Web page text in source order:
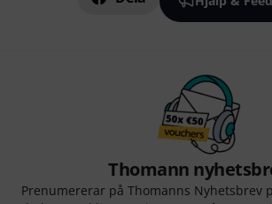
Thomann
Prenumererar på Thomanns Nyhetsbrev